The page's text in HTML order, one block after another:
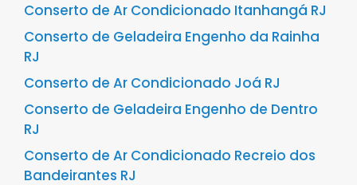
Conserto de Ar Condicionado Itanhangá RJ
Conserto de Geladeira Engenho da Rainha
RJ
Conserto de Ar Condicionado Joá RJ
Conserto de Geladeira Engenho de Dentro
RJ
Conserto de Ar Condicionado Recreio dos
Bandeirantes RJ